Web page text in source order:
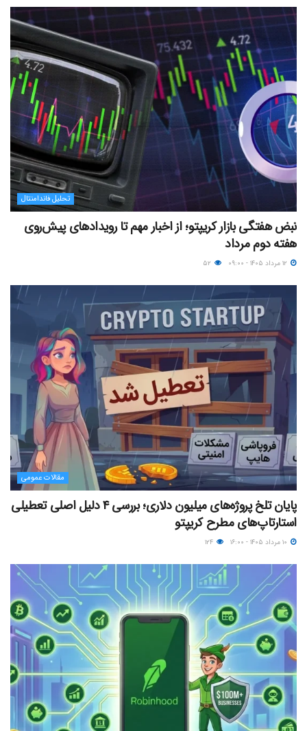
تحلیل فاندامنتال
نبض هفتگی بازار کریپتو؛ از اخبار مهم تا رویدادهای پیش‌روی
هفته دوم مرداد
مقالات عمومی
پایان تلخ پروژه‌های میلیون دلاری؛ بررسی ۴ دلیل اصلی تعطیلی
استارتاپ‌های مطرح کریپتو